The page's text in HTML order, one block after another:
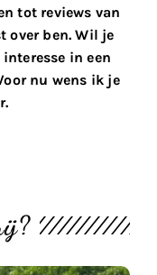
tot reviews van
over ben. Wil je
in een
nu wens ik je